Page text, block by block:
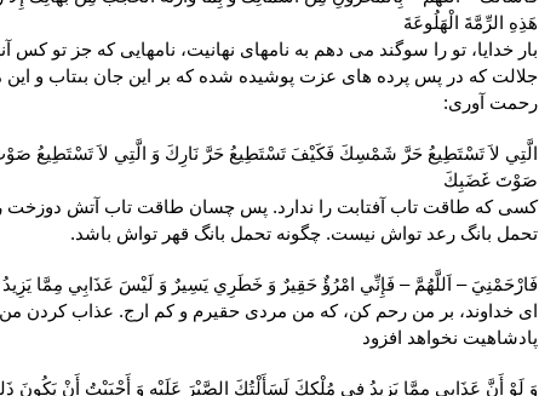
هَذِهِ الرِّمَّةَ الْهَلُوعَةَ
بار خدايا، تو را سوگند مى‏ دهم به نامهاى نهانيت، نامهايى كه جز تو كس
جلالت كه در پس پرده ‏هاى عزت پوشيده شده كه بر اين جان بى‏تاب و
رحمت آورى:
الَّتِي لاَ تَسْتَطِيعُ حَرَّ شَمْسِكَ فَكَيْفَ تَسْتَطِيعُ حَرَّ نَارِكَ وَ الَّتِي لاَ تَسْتَطِيعُ
صَوْتَ غَضَبِكَ‏
كسى كه طاقت تاب آفتابت را ندارد. پس چسان طاقت تاب آتش دوزخت
تحمل بانگ رعد تواش نيست. چگونه تحمل بانگ قهر تواش باشد.
فَارْحَمْنِيَ – اَللَّهُمَّ – فَإِنِّي امْرُؤٌ حَقِيرٌ وَ خَطَرِي يَسِيرٌ وَ لَيْسَ عَذَابِي مِمَّا
اى خداوند، بر من رحم كن، كه من مردى حقيرم و كم ارج. عذاب كردن
پادشاهيت نخواهد افزود
وَ لَوْ أَنَّ عَذَابِي مِمَّا يَزِيدُ فِي مُلْكِكَ لَسَأَلْتُكَ الصَّبْرَ عَلَيْهِ وَ أَحْبَبْتُ أَنْ يَكُونَ